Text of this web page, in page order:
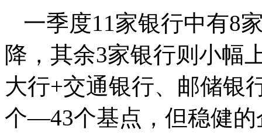
一季度11家银行中有8
降，其余3家银行则小幅
大行+交通银行、邮储银
个—43个基点，但稳健